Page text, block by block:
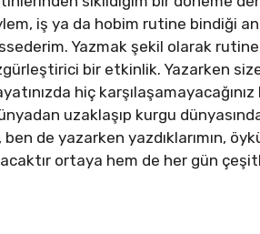
iş ya da hobim rutine bindiği
Yazmak şekil olarak
bir etkinlik. Yazarken
hiç
uzaklaşıp kurgu
de yazarken yazdıklarımın,
ortaya hem de her gün